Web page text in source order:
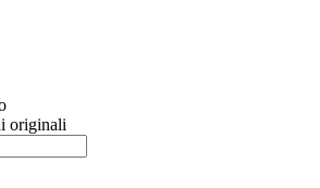
originali